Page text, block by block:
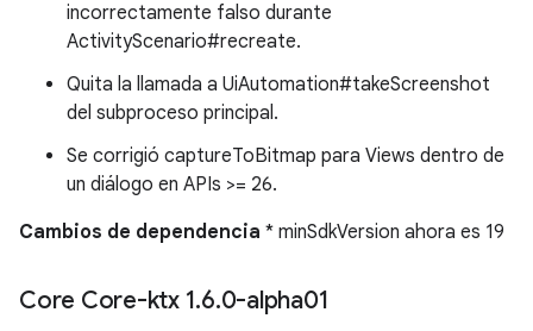
incorrectamente falso durante
ActivityScenario#recreate.
Quita la llamada a UiAutomation#takeScreenshot
del subproceso principal.
Se corrigió captureToBitmap para Views dentro de
un diálogo en APIs >= 26.
Cambios de dependencia * minSdkVersion ahora es 19
Core Core-ktx 1.6.0-alpha01